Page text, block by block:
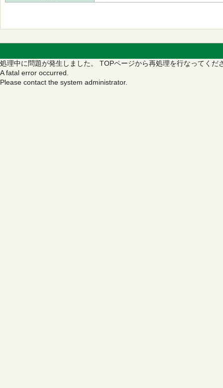
処理中に問題が発生しました。 TOPページから再処理を行なってくだ
A fatal error occurred.
Please contact the system administrator.